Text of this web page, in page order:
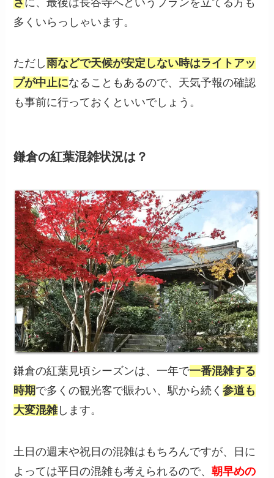
多くいらっしゃいます。
ただし 雨などで天候が安定しない時はライトアッ
プが中止になることもあるので、天気予報の確認
も事前に行っておくといいでしょう。
鎌倉の紅葉混雑状況は？
鎌倉の紅葉見頃シーズンは、一年で一番混雑する
時期で多くの観光客で賑わい、駅から続く参道も
大変混雑します。
土日の週末や祝日の混雑はもちろんですが、日に
よっては平日の混雑も考えられるので、朝早めの